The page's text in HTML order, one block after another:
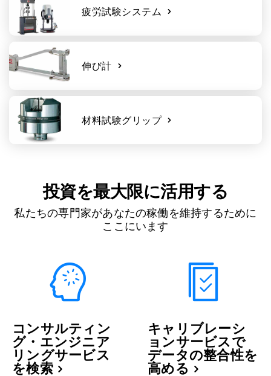
疲労試験システム
伸び計
材料試験グリップ
投資を最大限に活用する
私たちの専門家があなたの稼働を維持するために
ここにいます
コンサルティン
グ・エンジニア
リングサービス
を検索
キャリブレーシ
ョンサービスで
データの整合性を
高める